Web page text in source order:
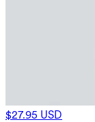
$27.95 USD